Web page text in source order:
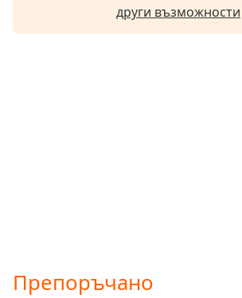
други възможности
Препоръчано